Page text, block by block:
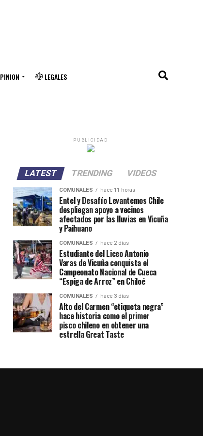
LEGALES
PUBLICIDAD
LATEST TRENDING VIDEOS
COMUNALES hace 11 horas
Entel y Desafío Levantemos Chile
despliegan apoyo a vecinos
afectados por las lluvias en Vicuña
y Paihuano
COMUNALES hace 2 días
Estudiante del Liceo Antonio
Varas de Vicuña conquista el
Campeonato Nacional de Cueca
“Espiga de Arroz” en Chiloé
COMUNALES hace 3 días
Alto del Carmen “etiqueta negra”
hace historia como el primer
pisco chileno en obtener una
estrella Great Taste